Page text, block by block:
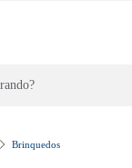
Brinquedos